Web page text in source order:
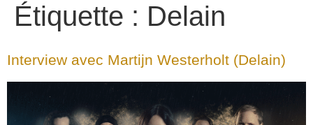
Étiquette : Delain
Interview avec Martijn Westerholt (Delain)